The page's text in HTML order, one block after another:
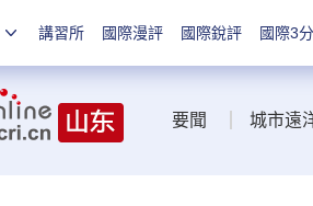
講習所 國際漫評 國際銳評 國際3
要聞 城市遠